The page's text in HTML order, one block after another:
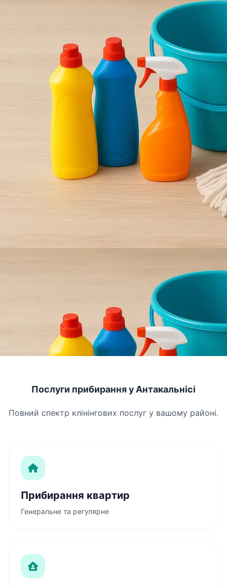
Послуги прибирання у Антакальнісі
Повний спектр клінінгових послуг у вашому районі.
Прибирання квартир
Генеральне та регулярне